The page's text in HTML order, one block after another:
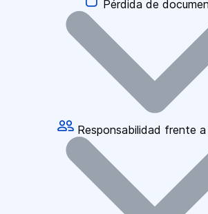
Pérdida de
Responsabilidad frente